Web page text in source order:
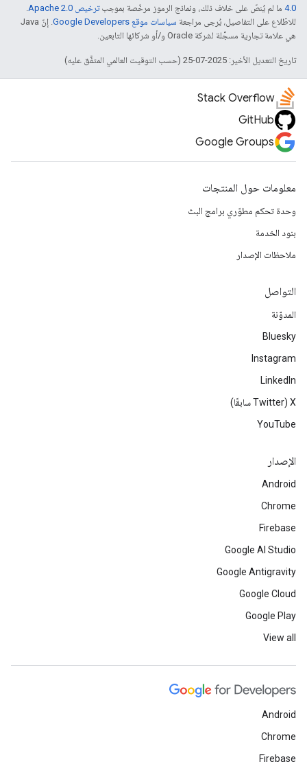
4.0‏ ما لم يُنصّ على خلاف ذلك، ونماذج الرموز مرخّصة بموجبترخيص Apache 2.0‏
.
للاطّلاع على التفاصيل، يُرجى مراجعة سياسات موقع Google Developers‏
. إنّ Java
هي علامة تجارية مسجَّلة لشركة Oracle و/أو شركائها التابعين.
تاريخ التعديل الأخير: 2025-07-25 (حسب التوقيت العالمي المتفَّق عليه)
Stack Overflow
GitHub
Google Groups
معلومات حول المنتجات
وحدة تحكم مطوّري برامج البث
بنود الخدمة
ملاحظات الإصدار
التواصل
المدوّنة
Bluesky
Instagram
LinkedIn
‫X ‏(Twitter سابقًا)
YouTube
الإصدار
Android
Chrome
Firebase
Google AI Studio
Google Antigravity
Google Cloud
Google Play
View all
Android
Chrome
Firebase